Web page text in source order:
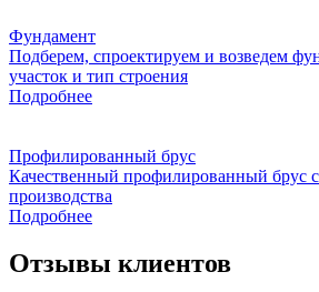
Фундамент
Подберем, спроектируем и возведем
участок и тип строения
Подробнее
Профилированный брус
Качественный профилированный брус с
производства
Подробнее
Отзывы клиентов